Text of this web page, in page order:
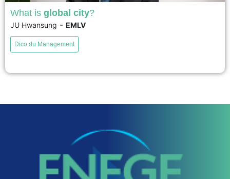
Recently, the focus of international trade has shifted from a national to a
sub-national level, with better availability of finer-grained data and new
interdisciplinary research. In particular, the "global city" has become a key
What is global city?
JU Hwansung - EMLV
Dico du Management